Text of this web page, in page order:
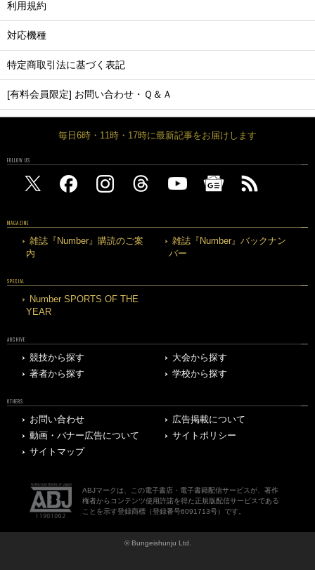
利用規約
対応機種
特定商取引法に基づく表記
[有料会員限定] お問い合わせ・Ｑ＆Ａ
毎日6時・11時・17時に最新記事をお届けします
FOLLOW US
MAGAZINE
雑誌『Number』購読のご案
内
雑誌『Number』バックナン
バー
SPECIAL
Number SPORTS OF THE
YEAR
ARCHIVE
競技から探す
大会から探す
著者から探す
学校から探す
OTHERS
お問い合わせ
広告掲載について
動画・バナー広告について
サイトポリシー
サイトマップ
ABJマークは、この電子書店・電子書籍配信サービスが、著作
権者からコンテンツ使用許諾を得た正規版配信サービスである
ことを示す登録商標（登録番号6091713号）です。
© Bungeishunju Ltd.